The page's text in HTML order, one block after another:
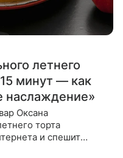
летнего
минут — как
наслаждение»
Оксана
торта
и спешит